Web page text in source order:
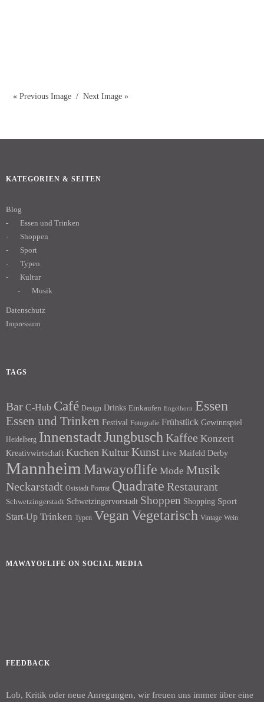
« Previous Image Next Image »
KATEGORIEN & SEITEN
Blog
Essen und Trinken
Shoppen
Sport
Typen
Kultur
Musik
Datenschutz
Impressum
TAGS
Bar C-Hub Café Design Drinks Einkaufen Engelhorn Essen
Essen und Trinken Festival Fotografie Frühstück Gewinnspiel
Heidelberg InnenstadtJungbusch Kaffee Konzert
Kreativwirtschaft Kuchen Kultur Kunst Live Maifeld Derby
Mannheim Mawayoflife Mode Musik
Neckarstadt Oststadt Porträt Quadrate Restaurant
Schwetzingerstadt Schwetzingervorstadt Shoppen Shopping Sport
Start-Up Trinken Typen Vegan Vegetarisch Vintage Wein
MAWAYOFLIFE ON SOCIAL MEDIA
FEEDBACK
Lob, Kritik oder neue Anregungen, wir freuen uns immer über eine